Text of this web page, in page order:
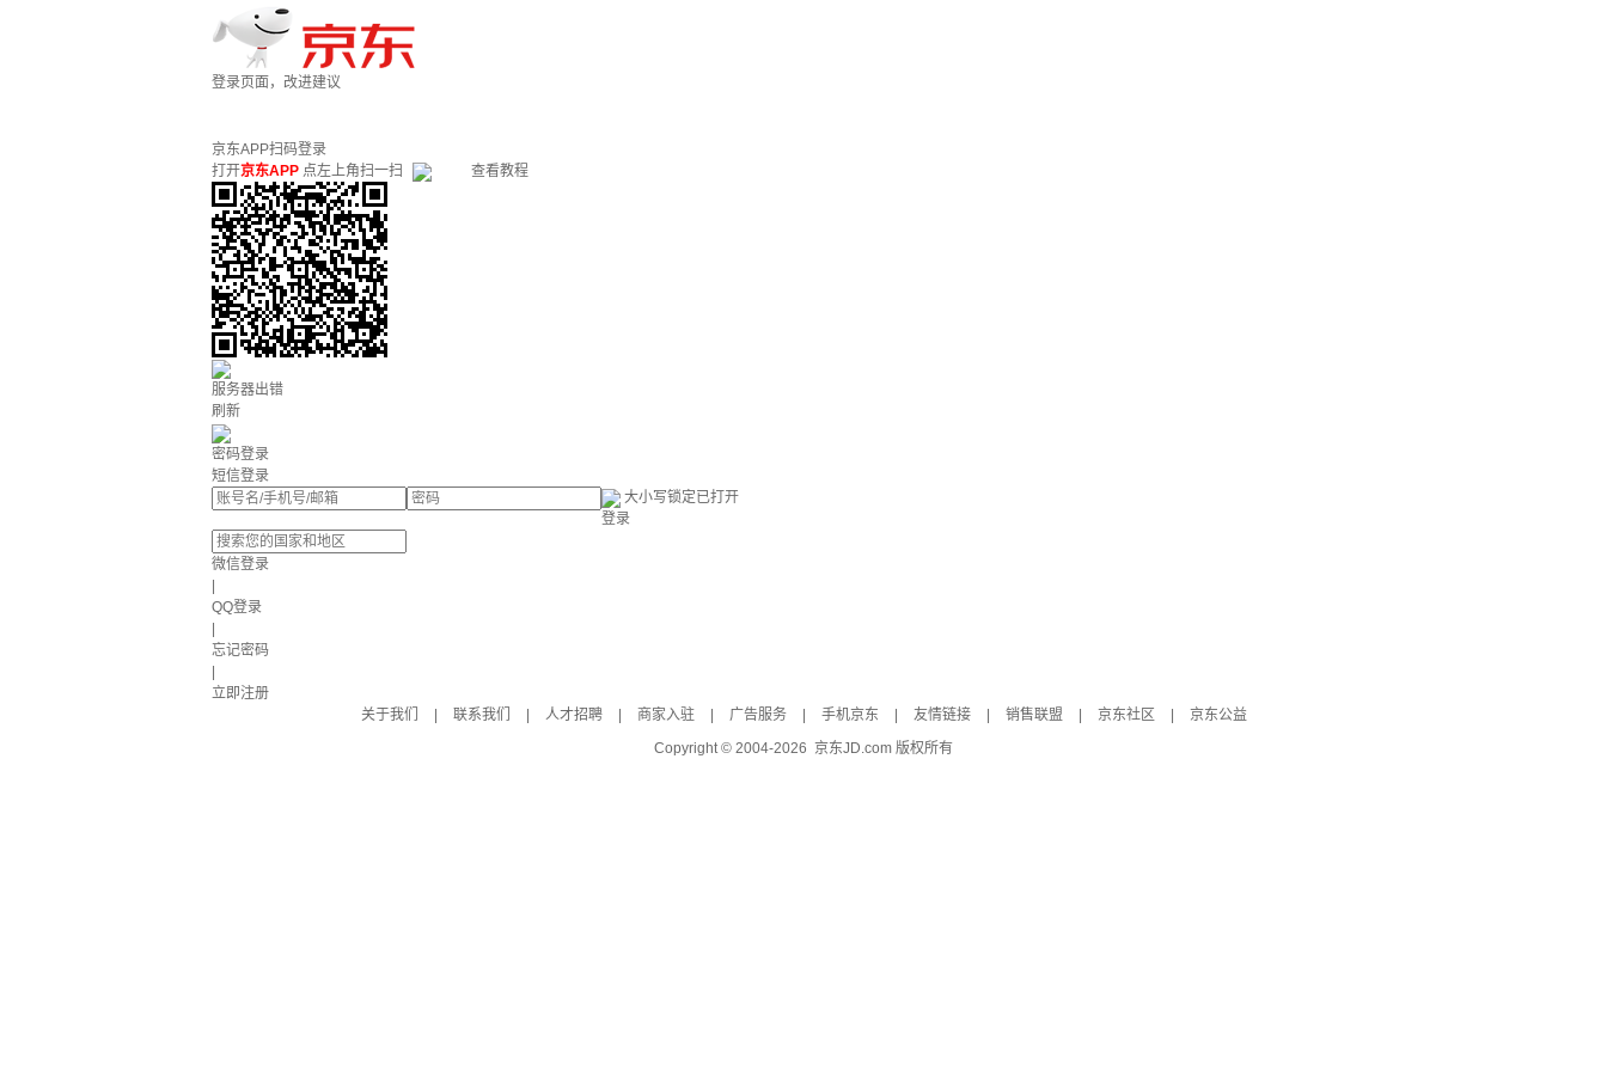
登录页面，改进建议
京东APP扫码登录
打开京东APP 点左上角扫一扫 查看教程
服务器出错
刷新
密码登录
短信登录
大小写锁定已打开
登录
微信登录
QQ登录
忘记密码
立即注册
关于我们
联系我们 人才招聘 商家入驻 广告服务 手机京东 友情链接 销售联盟 京东社区
京东公益
Copyright © 2004-2026 京东JD.com 版权所有